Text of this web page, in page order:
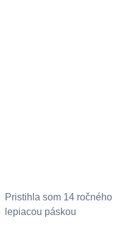
Pristihla som 14
lepiacou páskou